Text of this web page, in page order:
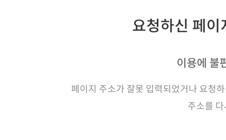
요청하신 페
이용에 불
페이지 주소가 잘못 입력되었거나 요청
주소를